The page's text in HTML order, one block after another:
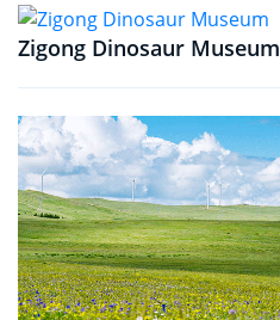
Zigong Dinosaur Museum